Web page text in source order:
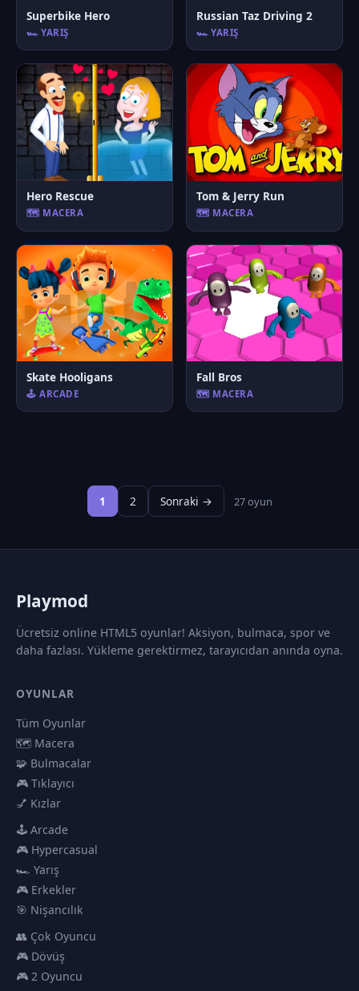
Superbike Hero
🏎️ YARIŞ
Russian Taz Driving 2
🏎️ YARIŞ
Hero Rescue
🗺️ MACERA
Tom & Jerry Run
🗺️ MACERA
Skate Hooligans
🕹️ ARCADE
Fall Bros
🗺️ MACERA
1 2 Sonraki → 27 oyun
Playmod
Ücretsiz online HTML5 oyunlar! Aksiyon, bulmaca, spor ve
daha fazlası. Yükleme gerektirmez, tarayıcıdan anında oyna.
OYUNLAR
Tüm Oyunlar
🗺️ Macera
🧩 Bulmacalar
🎮 Tıklayıcı
💅 Kızlar
🕹️ Arcade
🎮 Hypercasual
🏎️ Yarış
🎮 Erkekler
🎯 Nişancılık
👥 Çok Oyuncu
🎮 Dövüş
🎮 2 Oyuncu